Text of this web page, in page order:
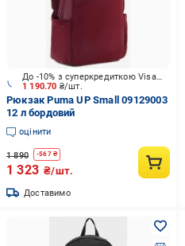
1 190.70 ₴/шт.
До -10% з суперкредиткою Visa Вигода
Рюкзак Puma UP Small 09129003
12 л бордовий
оцінити
1 890 -567₴
1 323 ₴/шт.
Доставимо